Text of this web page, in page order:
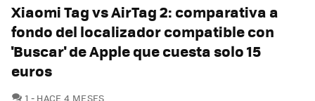
Xiaomi Tag vs AirTag 2: comparativa a
fondo del localizador compatible con
'Buscar' de Apple que cuesta solo 15
euros
1 COMENTARIOS
HACE 4 MESES